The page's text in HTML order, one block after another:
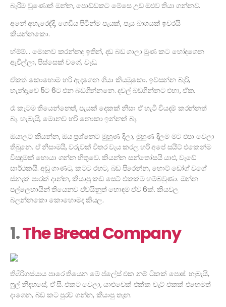
බැරිම වුණොත් ඔන්න, පොඩ්ඩකට මේසෙ උඩ ඔළුව තියා ගන්නව.
අනේ අහැරෙද්දි, ගෙඩිය පිටින්ම පැයක්, පැය බාගයක් ඉවරයි
කියන්නකො.
හ්ම්ම්… මොනව කරන්නද ඉතින්, දඩ බඩ ගාලා මූණ කට හෝදගෙන
ඇවිල්ලා, පිස්සෙක් වගේ, වැඩ.
ඒකත් කොහොම හරි ඇදගෙන ගියා කියමුකො. ඉවසන්න බැරි,
හැන්දෑවෙ 5ට 6ට එන බඩගින්නනෙ. දවල් බඩගින්නට එහා, ඒක.
රෑ කෑටම තියෙන්නෙත්, පැයක් දෙකක් නිසා ඒ හැටි වියදම් කරන්නත්
බෑ. හැබැයි, මොනව හරි නොකා ඉන්නත් බෑ.
ඔයාලට කියන්න, ඔය ප්‍රශ්නෙට මුහුණ දීලා, මුහුණ දීලම මට එපා වෙලා
තිබුනෙ. ඒ නිසාමයි, වරුවක් විතර වැය කරල හරි අපේ සයිට් එකෙන්ම
විසඳුමක් හොයා ගන්න හිතුවෙ. කියන්න සන්තෝසයි යාළු, වැඩේ
සාර්ථකයි. අඩු ගාණට, කටට රහට, බඩ පිරෙන්න, හොට් ඩෝග් වගේ
ස්නැක් පාරක් දාන්න, කියාපු කඩ සෙට් එකක්ම හම්බවුණා. ඔන්න
පල්ලෙහායින් තියෙනව ඒවයිනුත් හොඳම ඒව 6ක්. කියවල
බලන්නකො කොහොමද කියල.
1.The Bread Company
තිඹිරිගස්යාය පාරෙ තියෙන මේ ප්ලේස් එක නම් ටිකක් පොෂ්. හැබැයි,
ෆුල් නිදහසේ, ඒ සී. එකට වෙලා, යාළුවෙක් එක්ක චැට් එකක් එහෙමත්
දාගෙන, බඩ කට පුරව ගන්න, කියාපු තැන.